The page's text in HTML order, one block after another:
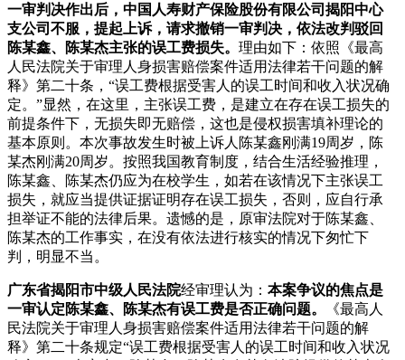
一审判决作出后，中国人寿财产保险股份有限公司揭阳中心
支公司不服，提起上诉，请求撤销一审判决，依法改判驳回
陈某鑫、陈某杰主张的误工费损失。 理由如下：依照《最高
人民法院关于审理人身损害赔偿案件适用法律若干问题的解
释》第二十条，“误工费根据受害人的误工时间和收入状况确
定。”显然，在这里，主张误工费，是建立在存在误工损失的
前提条件下，无损失即无赔偿，这也是侵权损害填补理论的
基本原则。本次事故发生时被上诉人陈某鑫刚满19周岁，陈
某杰刚满20周岁。按照我国教育制度，结合生活经验推理，
陈某鑫、陈某杰仍应为在校学生，如若在该情况下主张误工
损失，就应当提供证据证明存在误工损失，否则，应自行承
担举证不能的法律后果。遗憾的是，原审法院对于陈某鑫、
陈某杰的工作事实，在没有依法进行核实的情况下匆忙下
判，明显不当。
广东省揭阳市中级人民法院经审理认为： 本案争议的焦点是
一审认定陈某鑫、陈某杰有误工费是否正确问题。
《最高人
民法院关于审理人身损害赔偿案件适用法律若干问题的解
释》第二十条规定“误工费根据受害人的误工时间和收入状况